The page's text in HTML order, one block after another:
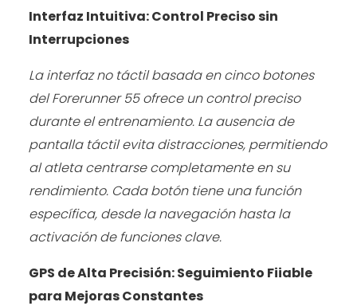
Interfaz Intuitiva: Control Preciso sin
Interrupciones
La interfaz no táctil basada en cinco botones
del Forerunner 55 ofrece un control preciso
durante el entrenamiento. La ausencia de
pantalla táctil evita distracciones, permitiendo
al atleta centrarse completamente en su
rendimiento. Cada botón tiene una función
específica, desde la navegación hasta la
activación de funciones clave.
GPS de Alta Precisión: Seguimiento Fiiable
para Mejoras Constantes